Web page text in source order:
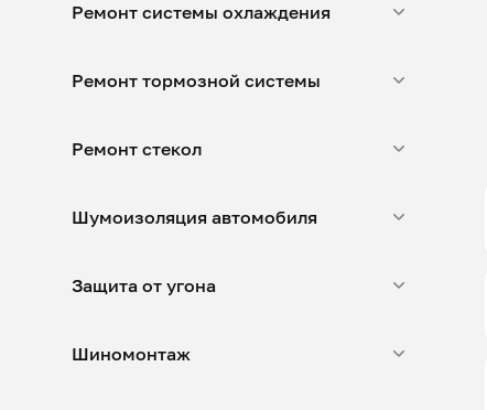
Ремонт системы охлаждения
Ремонт тормозной системы
Ремонт стекол
Шумоизоляция автомобиля
Защита от угона
Шиномонтаж